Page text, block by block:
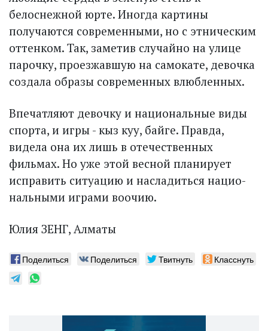
белоснежной юрте. Иногда картины
получаются современными, но с этническим
оттенком. Так, заметив случайно на улице
парочку, проезжавшую на самокате, девочка
создала образы со­временных влюбленных.
Впечатляют девочку и национальные виды
спорта, и игры - кыз куу, байге. Правда,
видела она их лишь в отечественных
фильмах. Но уже этой весной планирует
исправить ситуацию и насладиться нацио­
нальными играми воочию.
Юлия ЗЕНГ, Алматы
Поделиться Поделиться Твитнуть Класснуть